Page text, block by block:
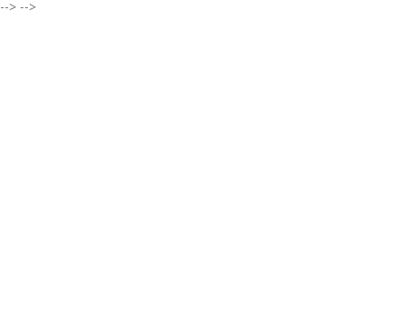
--> -->